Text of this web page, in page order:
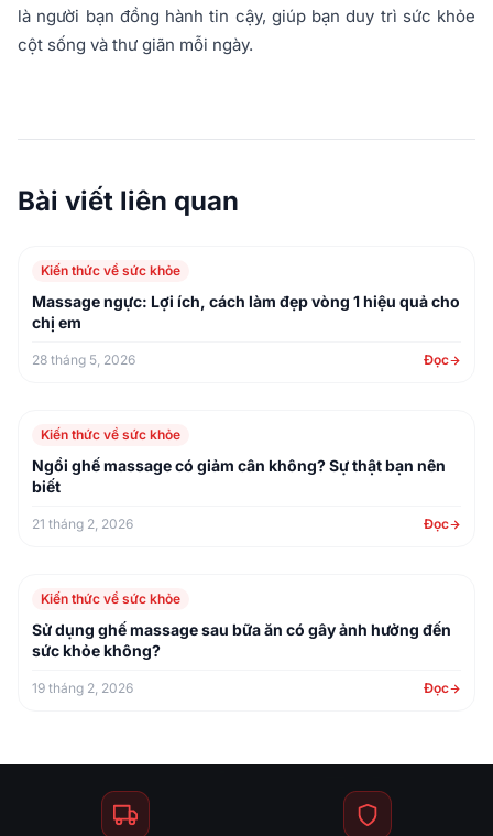
là người bạn đồng hành tin cậy, giúp bạn duy trì sức khỏe
cột sống và thư giãn mỗi ngày.
Bài viết liên quan
Kiến thức về sức khỏe
Massage ngực: Lợi ích, cách làm đẹp vòng 1 hiệu quả cho
chị em
28 tháng 5, 2026 Đọc
Kiến thức về sức khỏe
Ngồi ghế massage có giảm cân không? Sự thật bạn nên
biết
21 tháng 2, 2026 Đọc
Kiến thức về sức khỏe
Sử dụng ghế massage sau bữa ăn có gây ảnh hưởng đến
sức khỏe không?
19 tháng 2, 2026 Đọc